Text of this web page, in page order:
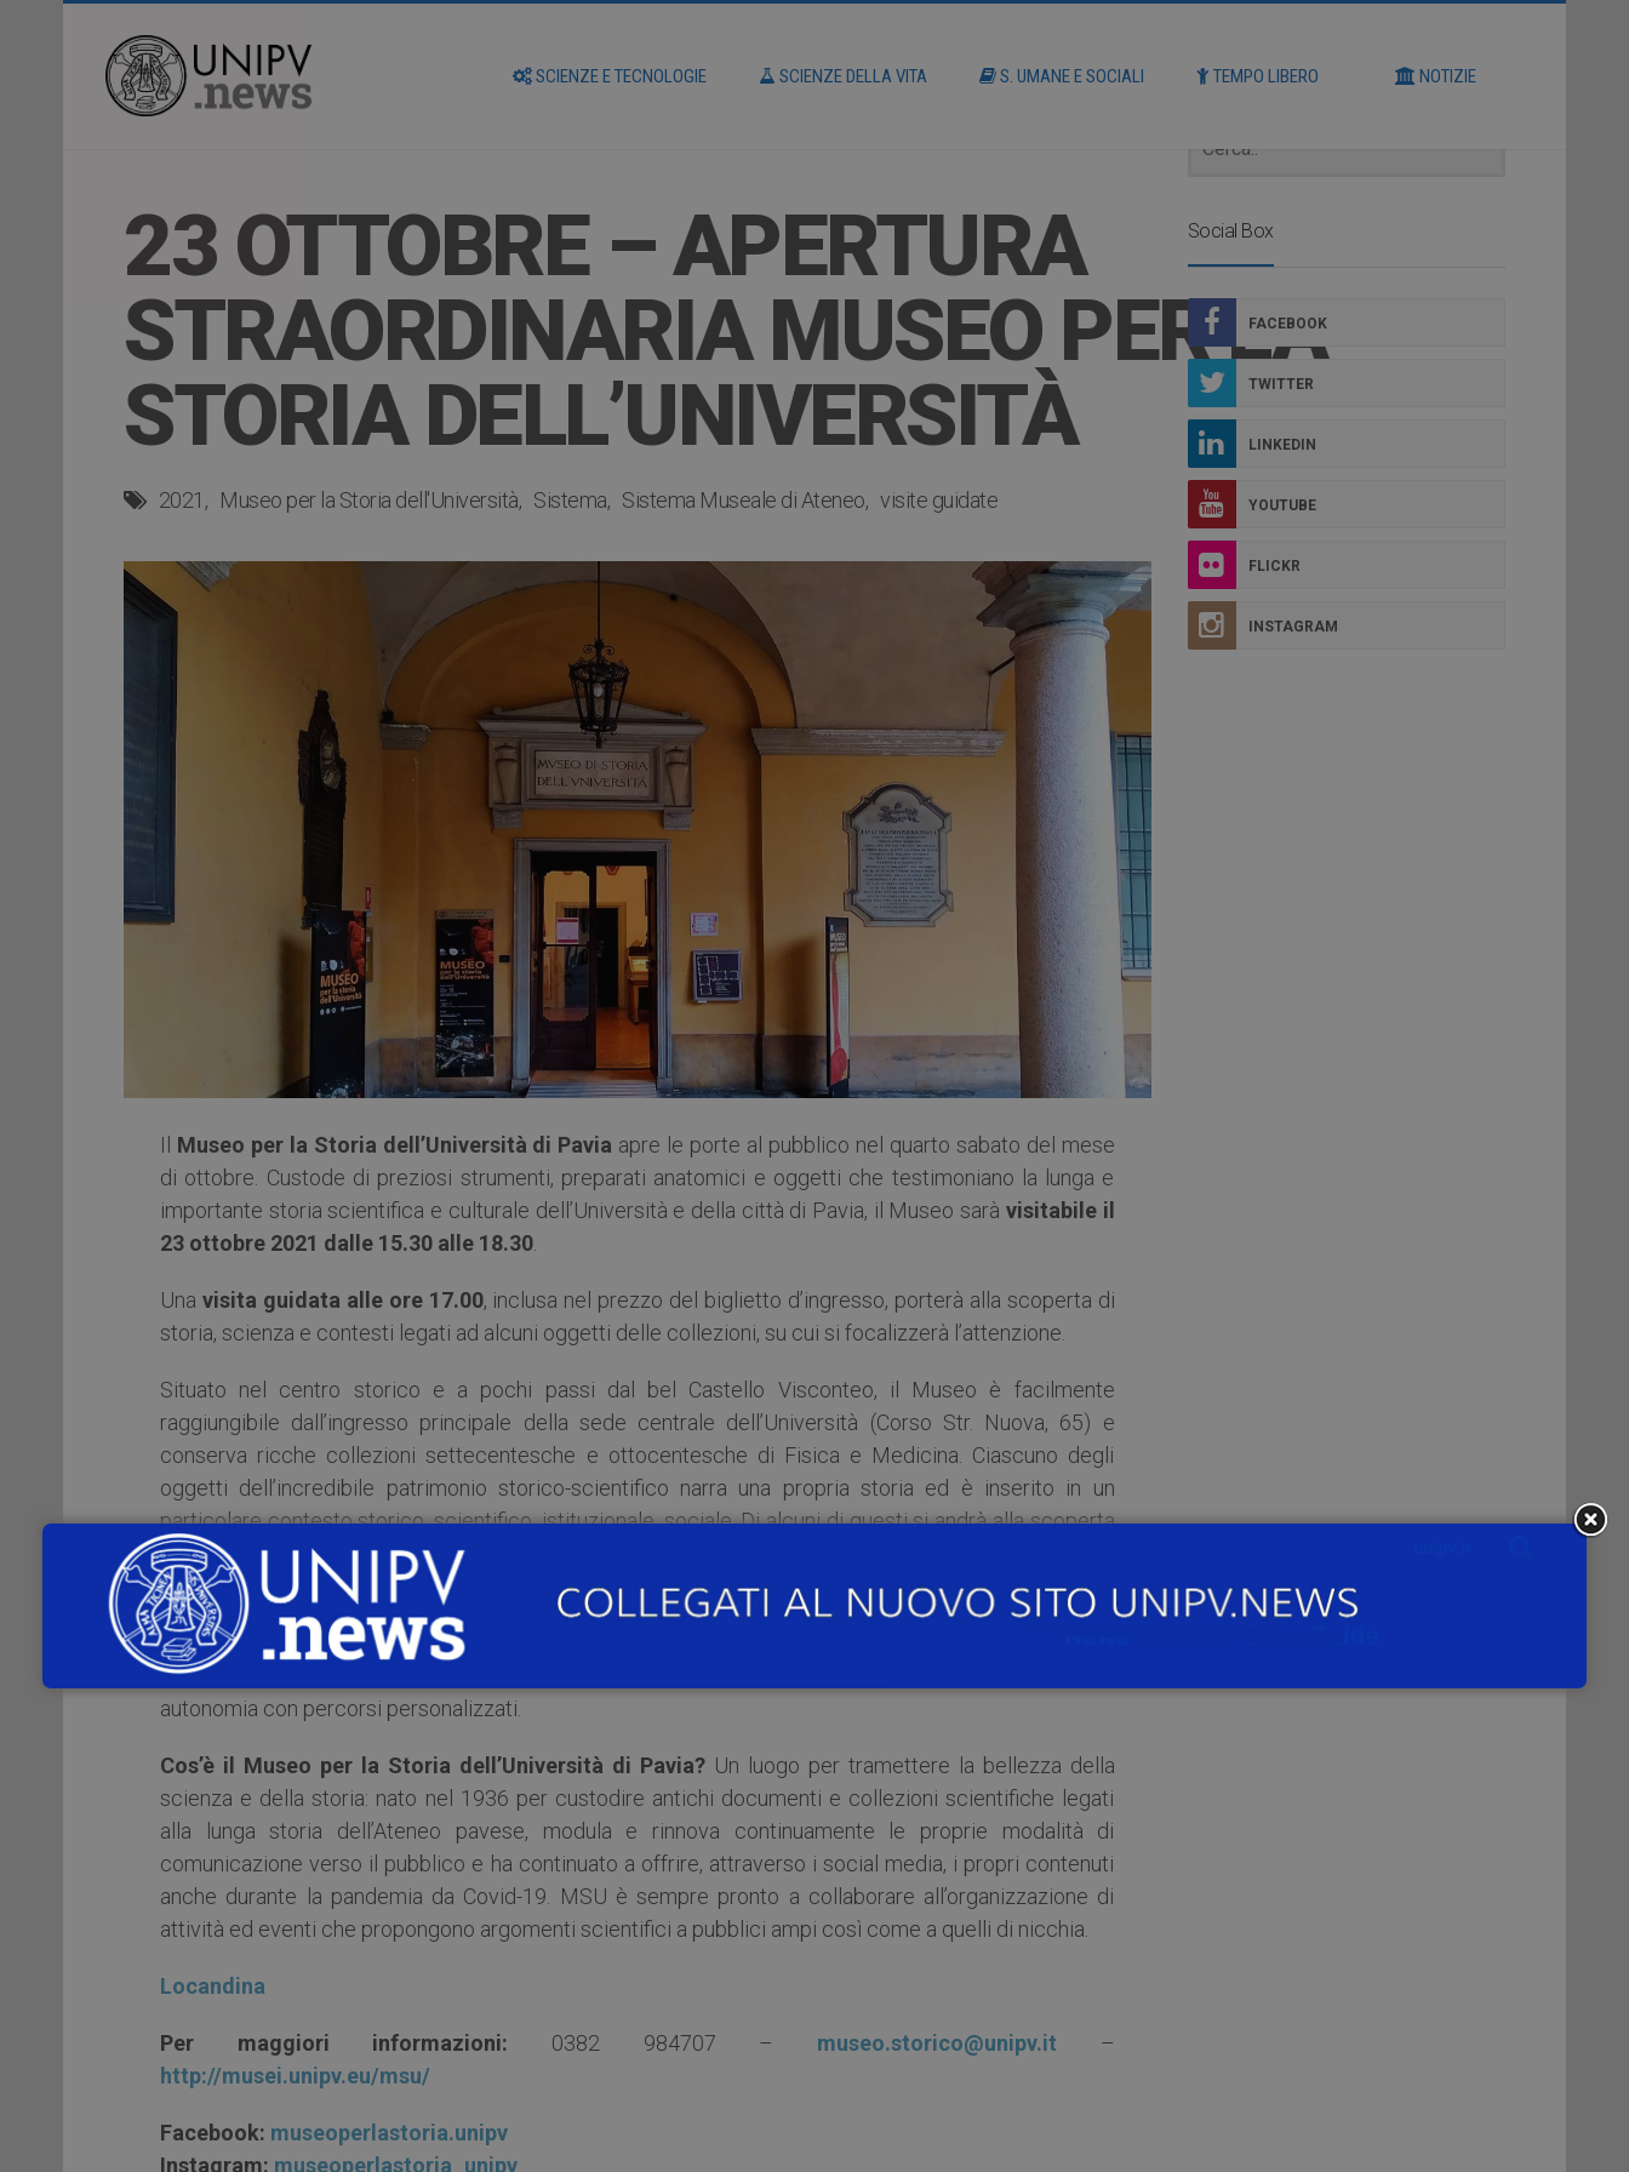
SCIENZE E TECNOLOGIE SCIENZE DELLA VITA S. UMANE E SOCIALI TEMPO LIBERO NOTIZIE
23 OTTOBRE – APERTURA
STRAORDINARIA MUSEO PER LA
STORIA DELL’UNIVERSITÀ
2021 Museo per la Storia dell'Università Sistema Sistema Museale di Ateneo visite guidate
Il Museo per la Storia dell’Università di Pavia apre le porte al pubblico nel quarto sabato del mese
di ottobre. Custode di preziosi strumenti, preparati anatomici e oggetti che testimoniano la lunga e
importante storia scientifica e culturale dell’Università e della città di Pavia, il Museo sarà visitabile il
23 ottobre 2021 dalle 15.30 alle 18.30
Una visita guidata alle ore 17.00, inclusa nel prezzo del biglietto d’ingresso, porterà alla scoperta di
storia, scienza e contesti legati ad alcuni oggetti delle collezioni, su cui si focalizzerà l’attenzione.
Situato nel centro storico e a pochi passi dal bel Castello Visconteo, il Museo è facilmente
raggiungibile dall’ingresso principale della sede centrale dell’Università (Corso Str. Nuova, 65) e
conserva ricche collezioni settecentesche e ottocentesche di Fisica e Medicina. Ciascuno degli
oggetti dell’incredibile patrimonio storico-scientifico narra una propria storia ed è inserito in un
particolare contesto storico, scientifico, istituzionale, sociale. Di alcuni di questi si andrà alla scoperta
insieme alla curatrice Maria Carla Garbarino
Il personale del Museo resterà a disposizione del pubblico prima e dopo la visita per assistenza e per
rispondere a domande e curiosità. Sarà inoltre possibile usufruire gratuitamente delle audioguide (con
cuffie personali monouso incluse) e della App a Realtà Aumentata del Museo, per approfondire in
autonomia con percorsi personalizzati.
Cos’è il Museo per la Storia dell’Università di Pavia?Un luogo per tramettere la bellezza della
scienza e della storia: nato nel 1936 per custodire antichi documenti e collezioni scientifiche legati
alla lunga storia dell’Ateneo pavese, modula e rinnova continuamente le proprie modalità di
comunicazione verso il pubblico e ha continuato a offrire, attraverso i social media, i propri contenuti
anche durante la pandemia da Covid-19. MSU è sempre pronto a collaborare all’organizzazione di
attività ed eventi che propongono argomenti scientifici a pubblici ampi così come a quelli di nicchia.
Locandina
Per maggiori informazioni: 0382 984707 – museo.storico@unipv.it –
http://musei.unipv.eu/msu/
Facebook: museoperlastoria.unipv
Instagram: museoperlastoria_unipv
Social Box
FACEBOOK
TWITTER
LINKEDIN
YOUTUBE
FLICKR
INSTAGRAM